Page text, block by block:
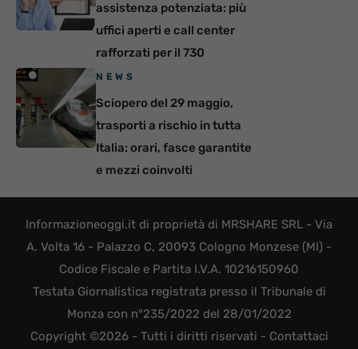
assistenza potenziata: più
uffici aperti e call center
rafforzati per il 730
NEWS
Sciopero del 29 maggio,
trasporti a rischio in tutta
Italia: orari, fasce garantite
e mezzi coinvolti
Informazioneoggi.it di proprietà di MRSHARE SRL - Via
A. Volta 16 - Palazzo C, 20093 Cologno Monzese (MI) -
Codice Fiscale e Partita I.V.A. 10216150960
Testata Giornalistica registrata presso il Tribunale di
Monza con n°235/2022 del 28/01/2022
Copyright ©2026 - Tutti i diritti riservati - Contattaci